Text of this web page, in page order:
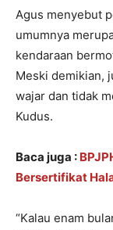
Agus menyebut
umumnya
kendaraan
Meski demikian,
wajar dan tidak
Kudus.
Baca juga :
Bersertifikat
“Kalau enam